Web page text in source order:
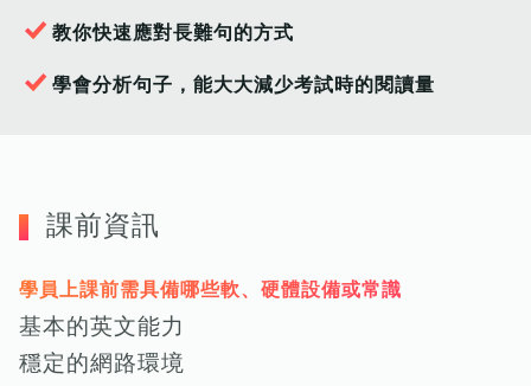
教你快速應對長難句的方式
學會分析句子，能大大減少考試時的閱讀量
課前資訊
學員上課前需具備哪些軟、硬體設備或常識
基本的英文能力
穩定的網路環境